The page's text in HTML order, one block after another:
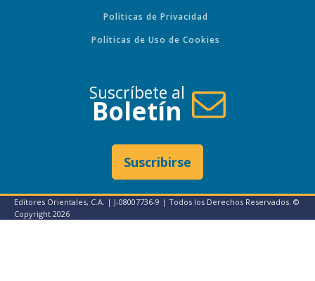
Políticas de Privacidad
Políticas de Uso de Cookies
Suscríbete al
Boletín
Suscribirse
Editores Orientales, C.A. | J-08007736-9 | Todos los Derechos Reservados. ©
Copyright 2026